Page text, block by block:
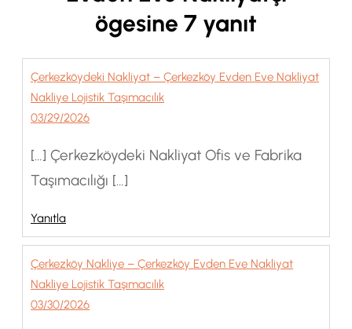
ögesine 7 yanıt
Çerkezköydeki Nakliyat – Çerkezköy Evden Eve Nakliyat
Nakliye Lojistik Taşımacılık
03/29/2026
[…] Çerkezköydeki Nakliyat Ofis ve Fabrika
Taşımacılığı […]
Yanıtla
Çerkezköy Nakliye – Çerkezköy Evden Eve Nakliyat
Nakliye Lojistik Taşımacılık
03/30/2026